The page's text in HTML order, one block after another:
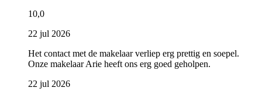
10,0
22 jul 2026
Het contact met de makelaar verliep erg prettig en soepel.
Onze makelaar Arie heeft ons erg goed geholpen.
22 jul 2026